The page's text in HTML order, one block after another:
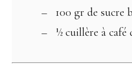
100 gr de sucre
½ cuillère à café